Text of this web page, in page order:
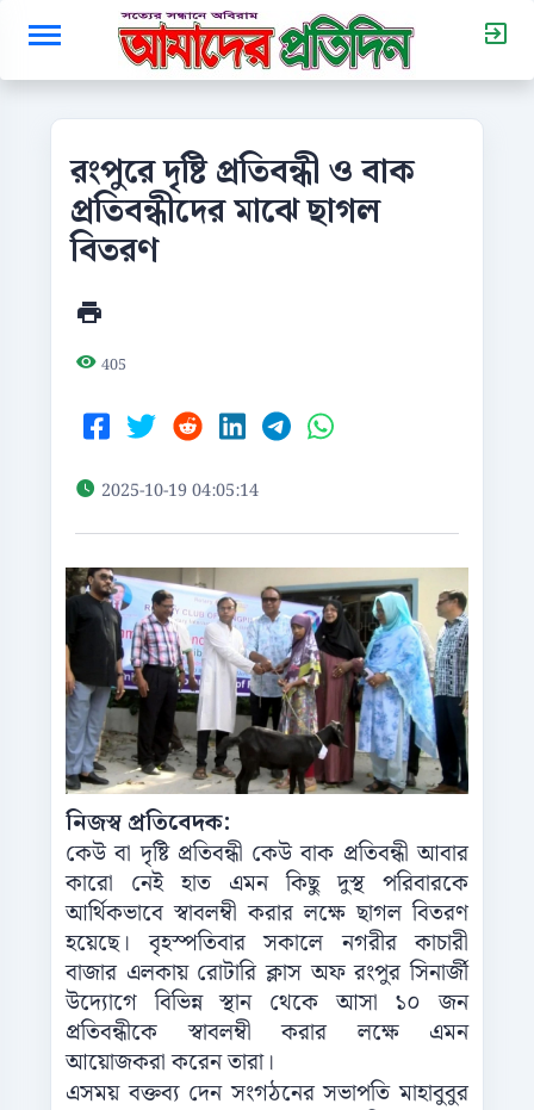
রংপুরে দৃষ্টি প্রতিবন্ধী ও বাক
প্রতিবন্ধীদের মাঝে ছাগল
বিতরণ
405
2025-10-19 04:05:14
নিজস্ব প্রতিবেদক:
কেউ বা দৃষ্টি প্রতিবন্ধী কেউ বাক প্রতিবন্ধী আবার
কারো নেই হাত এমন কিছু দুস্থ পরিবারকে
আর্থিকভাবে স্বাবলম্বী করার লক্ষে ছাগল বিতরণ
হয়েছে। বৃহস্পতিবার সকালে নগরীর কাচারী
বাজার এলকায় রোটারি ক্লাস অফ রংপুর সিনার্জী
উদ্যোগে বিভিন্ন স্থান থেকে আসা ১০ জন
প্রতিবন্ধীকে স্বাবলম্বী করার লক্ষে এমন
আয়োজকরা করেন তারা।
এসময় বক্তব্য দেন সংগঠনের সভাপতি মাহাবুবুর